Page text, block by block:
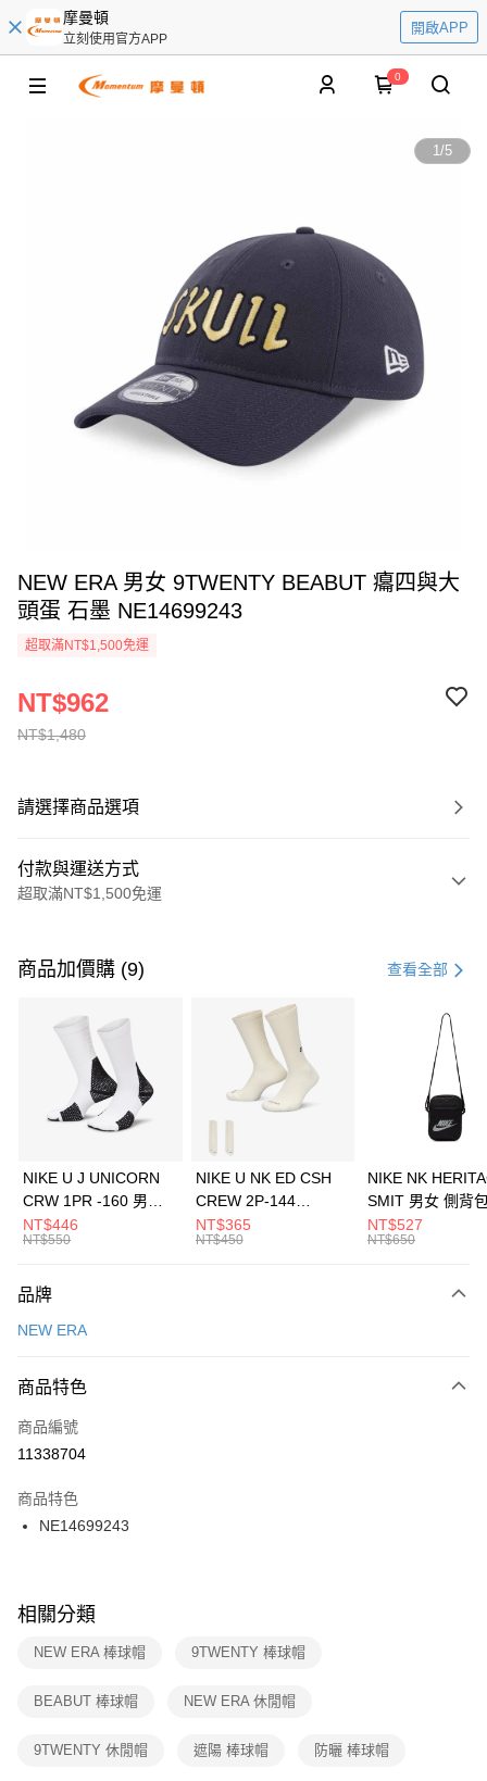
摩曼頓
立刻使用官方APP
開啟APP
0
1/5
NEW ERA 男女 9TWENTY BEABUT 癟四與大
頭蛋 石墨 NE14699243
超取滿NT$1,500免運
NT$1,480
NT$962
請選擇商品選項
付款與運送方式
超取滿NT$1,500免運
信用卡一次付款
3 期 0 利率 每期 21家銀行
合作金庫商業銀行
第一商業銀行
華南商業銀行
彰化商業銀行
上海商業儲蓄銀行
元大商業銀行
台灣樂天信用卡公司
Apple Pay
全盈+PAY
AFTEE先享後付
【關於「AFTEE先享後付」】
便利好安心！
３．安心：先確認商品／服務後，再付款。
【「AFTEE先享後付」結帳流程】
１．於結帳方式選擇「AFTEE先享後付」後，將跳轉至「AFTEE先享後付」
２．訂單成立數日內，您將收到繳費通知簡訊。
３．收到繳費通知簡訊後14天內，點擊此簡訊中的連結，可透過四大超商／
ATM／網路銀行／等多元方式進行付款，方視為交易完成。
※ 交易是否成功請以「AFTEE先享後付 」之結帳頁面顯示為準，若有關於
是否繳費成功／繳費後需取消欲退款等相關疑問，請聯繫「AFTEE先享後付
客戶支援中心」https://netprotections.freshdesk.com/support/home
１．透過由恩沛科技股份有限公司提供之「AFTEE先享後付」服務完成之交
權轉讓予恩沛科技股份有限公司。
運送方式
每筆NT$100，滿NT$1,500(含以上)免運費
宅配
每筆NT$100，滿NT$1,500(含以上)免運費
付款後門市自取
每筆NT$100，滿NT$1,500(含以上)免運費
商品加價購 (9) 查看全部
NIKE U J UNICORN
CRW 1PR -160 男女
中統襪 FZ3393100
NT$446
NT$550
NIKE U NK ED CSH
CREW 2P-144
EMBRDY 男女 短統襪
FZ3073133
NT$365
NT$450
NIKE NK
SMIT 男女 側背
BA5871010
NT$527
NT$650
品牌
NEW ERA
商品特色
商品編號
11338704
商品特色
NE14699243
相關分類
NEW ERA 棒球帽 9TWENTY 棒球帽
BEABUT 棒球帽 NEW ERA 休閒帽
9TWENTY 休閒帽 遮陽 棒球帽 防曬 棒球帽